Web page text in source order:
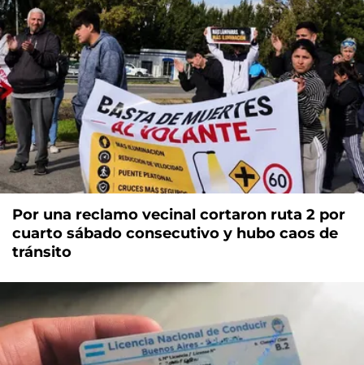
Por una reclamo vecinal cortaron ruta 2 por
cuarto sábado consecutivo y hubo caos de
tránsito